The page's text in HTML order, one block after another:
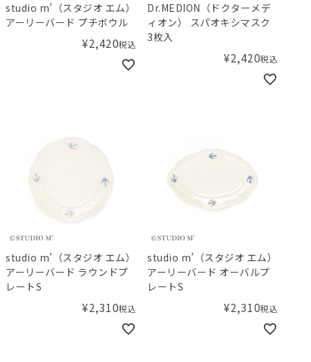
studio m’（スタジオ エム）
アーリーバード プチボウル
¥2,420税込
Dr.MEDION（ドクターメデ
ィオン） スパオキシマスク
3枚入
¥2,420税込
studio m’（スタジオ エム）
アーリーバード ラウンドプ
レートS
¥2,310税込
studio m’（スタジオ エム）
アーリーバード オーバルプ
レートS
¥2,310税込